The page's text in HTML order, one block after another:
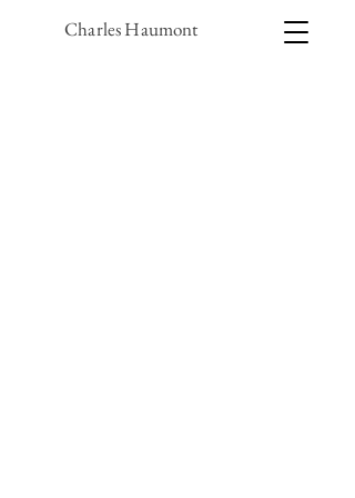
Charles Haumont